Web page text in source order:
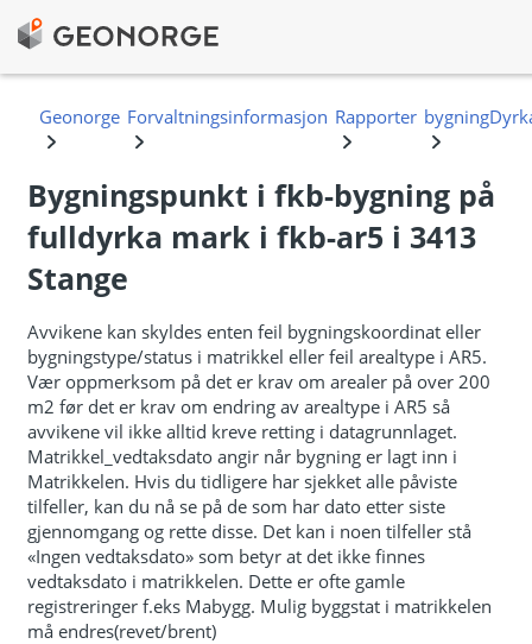
Bygningspunkt i fkb-bygning på
fulldyrka mark i fkb-ar5 i 3413
Stange
Avvikene kan skyldes enten feil bygningskoordinat eller
bygningstype/status i matrikkel eller feil arealtype i AR5.
Vær oppmerksom på det er krav om arealer på over 200
m2 før det er krav om endring av arealtype i AR5 så
avvikene vil ikke alltid kreve retting i datagrunnlaget.
Matrikkel_vedtaksdato angir når bygning er lagt inn i
Matrikkelen. Hvis du tidligere har sjekket alle påviste
tilfeller, kan du nå se på de som har dato etter siste
gjennomgang og rette disse. Det kan i noen tilfeller stå
«Ingen vedtaksdato» som betyr at det ikke finnes
vedtaksdato i matrikkelen. Dette er ofte gamle
registreringer f.eks Mabygg. Mulig byggstat i matrikkelen
må endres(revet/brent)